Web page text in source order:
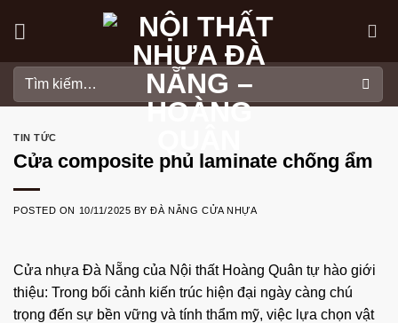
kiếm:
TIN TỨC
Cửa composite phủ laminate chống ẩm
POSTED ON 10/11/2025 BYĐÀ NẴNG CỬA NHỰA
Cửa nhựa Đà Nẵng của Nội thất Hoàng Quân tự hào giới
thiệu: Trong bối cảnh kiến trúc hiện đại ngày càng chú
trọng đến sự bền vững và tính thẩm mỹ, việc lựa chọn vật